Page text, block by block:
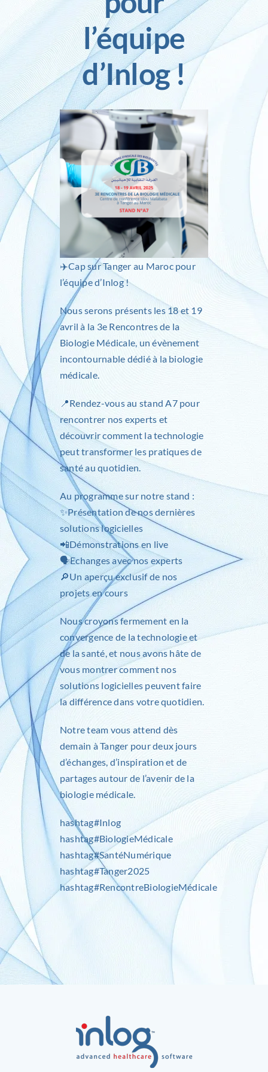
Inlog recrute
Contact
l’équipe
d’Inlog !
✈️Cap sur Tanger au Maroc pour
l’équipe d’Inlog!
Nous serons présents les 18 et 19
avril à la 3e Rencontres de la
Biologie Médicale, un évènement
incontournable dédié à la biologie
médicale.
📍Rendez-vous au stand A7 pour
rencontrer nos experts et
découvrir comment la technologie
peut transformer les pratiques de
santé au quotidien.
Au programme sur notre stand :
✨Présentation de nos dernières
solutions logicielles
📲Démonstrations en live
🗣Echanges avec nos experts
🔎Un aperçu exclusif de nos
projets en cours
Nous croyons fermement en la
convergence de la technologie et
de la santé, et nous avons hâte de
vous montrer comment nos
solutions logicielles peuvent faire
la différence dans votre quotidien.
Notre team vous attend dès
demain à Tanger pour deux jours
d’échanges, d’inspiration et de
partages autour de l’avenir de la
biologie médicale.
hashtag#Inlog
hashtag#BiologieMédicale
hashtag#SantéNumérique
hashtag#Tanger2025
hashtag#RencontreBiologieMédicale